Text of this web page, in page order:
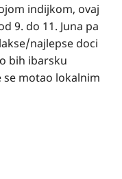
indijkom, ovaj
9. do 11. Juna pa
najlepse doci
bih ibarsku
motao lokalnim